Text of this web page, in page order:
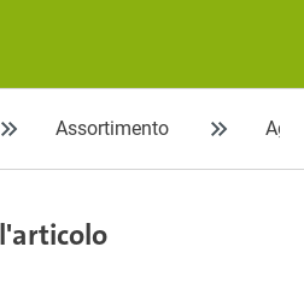
Assortimento